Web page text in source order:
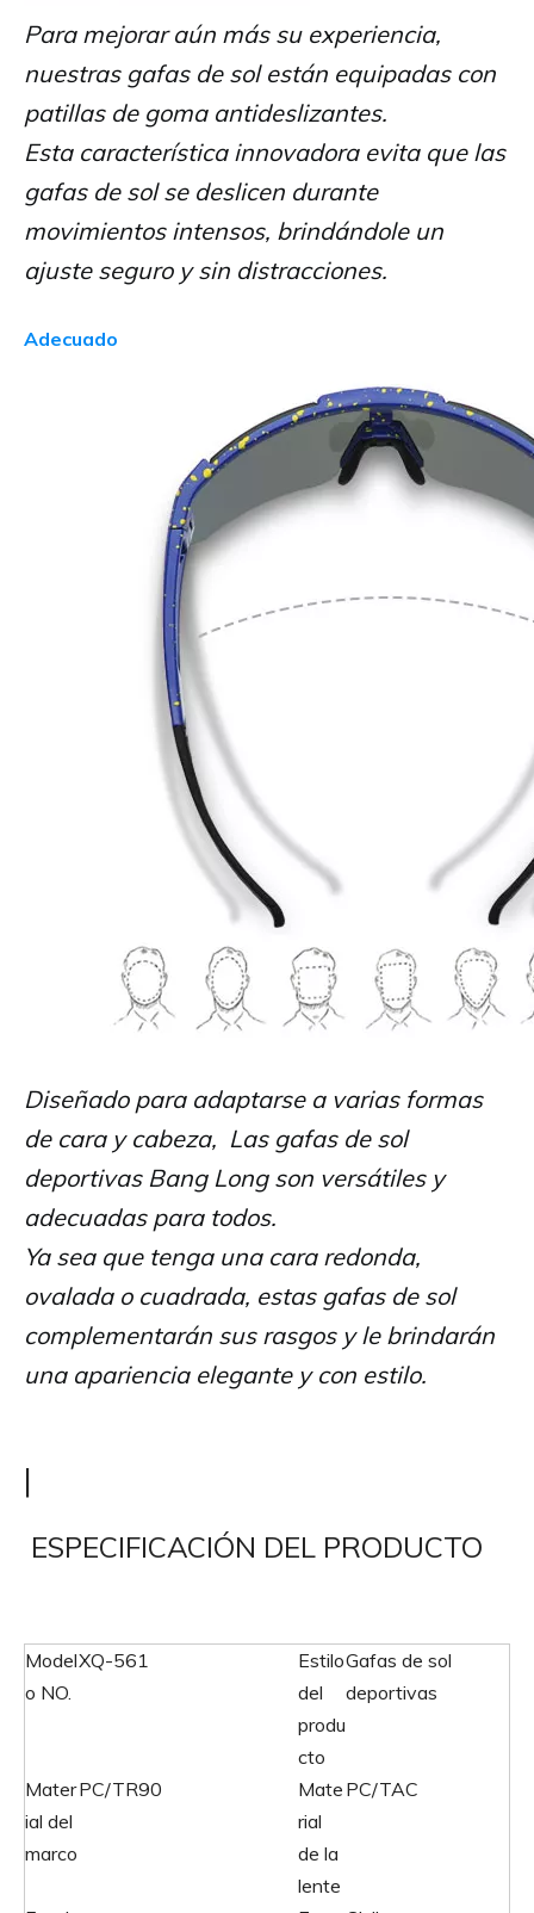
Para mejorar aún más su experiencia,
nuestras gafas de sol están equipadas con
patillas de goma antideslizantes.
Esta característica innovadora evita que las
gafas de sol se deslicen durante
movimientos intensos, brindándole un
ajuste seguro y sin distracciones.
Adecuado
Diseñado para adaptarse a varias formas
de cara y cabeza, Las gafas de sol
deportivas Bang Long son versátiles y
adecuadas para todos.
Ya sea que tenga una cara redonda,
ovalada o cuadrada, estas gafas de sol
complementarán sus rasgos y le brindarán
una apariencia elegante y con estilo.
|
ESPECIFICACIÓN DEL PRODUCTO
Model
o NO.
XQ-561
Estilo
del
produ
cto
Gafas de sol
deportivas
Mater
ial del
marco
PC/TR90
Mate
rial
de la
lente
PC/TAC